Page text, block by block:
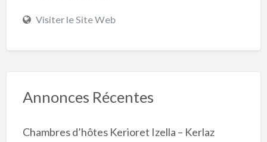
Visiter le Site Web
Annonces Récentes
Chambres d’hôtes Kerioret Izella – Kerlaz